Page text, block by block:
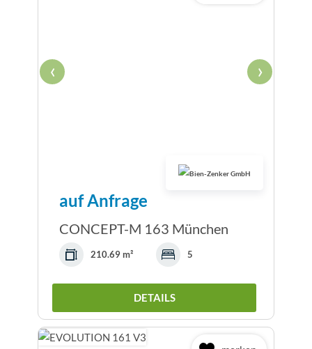
‹ ›
auf Anfrage
CONCEPT-M 163 München
210.69 m² 5
DETAILS